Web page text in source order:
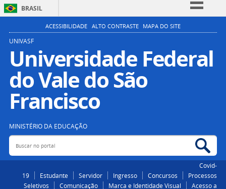
BRASIL
Simplifique!
Participe
Acesso à informação
Legislação
ACESSIBILIDADE ALTO CONTRASTE MAPA DO SITE
UNIVASF
Universidade Federal
do Vale do São
Francisco
MINISTÉRIO DA EDUCAÇÃO
Buscar no portal
Covid-
19
Estudante Servidor Ingresso Concursos
Processos
Seletivos
Comunicação Marca e Identidade Visual
Acesso a